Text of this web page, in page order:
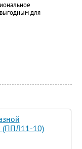
для
10)